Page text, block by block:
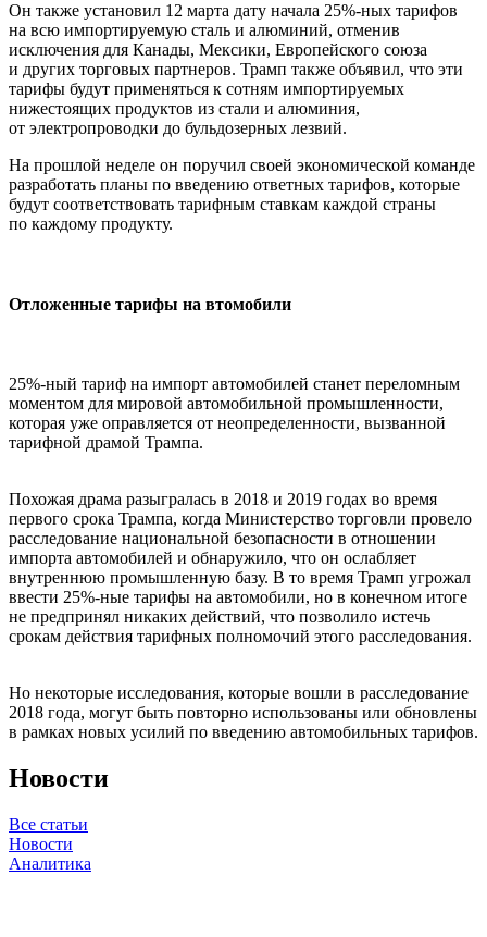
Он также установил 12 марта дату начала 25%-ных тарифов
на всю импортируемую сталь и алюминий, отменив
исключения для Канады, Мексики, Европейского союза
и других торговых партнеров. Трамп также объявил, что эти
тарифы будут применяться к сотням импортируемых
нижестоящих продуктов из стали и алюминия,
от электропроводки до бульдозерных лезвий.
На прошлой неделе он поручил своей экономической команде
разработать планы по введению ответных тарифов, которые
будут соответствовать тарифным ставкам каждой страны
по каждому продукту.
Отложенные тарифы на втомобили
25%-ный тариф на импорт автомобилей станет переломным
моментом для мировой автомобильной промышленности,
которая уже оправляется от неопределенности, вызванной
тарифной драмой Трампа.
Похожая драма разыгралась в 2018 и 2019 годах во время
первого срока Трампа, когда Министерство торговли провело
расследование национальной безопасности в отношении
импорта автомобилей и обнаружило, что он ослабляет
внутреннюю промышленную базу. В то время Трамп угрожал
ввести 25%-ные тарифы на автомобили, но в конечном итоге
не предпринял никаких действий, что позволило истечь
срокам действия тарифных полномочий этого расследования.
Но некоторые исследования, которые вошли в расследование
2018 года, могут быть повторно использованы или обновлены
в рамках новых усилий по введению автомобильных тарифов.
Новости
Все статьи
Новости
Аналитика